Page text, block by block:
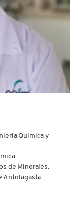
Química y
de Minerales.
Antofagasta